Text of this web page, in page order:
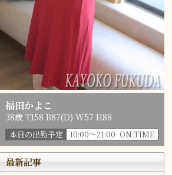
福田かよこ
38歳 T158 B87(D) W57 H88
本日の出勤予定 10:00～21:00 ON TIME
最新記事